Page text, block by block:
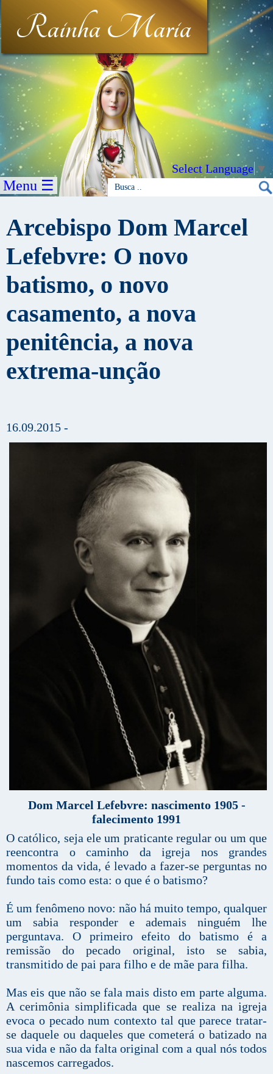
Rainha Maria
Select Language ▼
Menu ☰
Arcebispo Dom Marcel
Lefebvre: O novo
batismo, o novo
casamento, a nova
penitência, a nova
extrema-unção
16.09.2015 -
Dom Marcel Lefebvre: nascimento 1905 -
falecimento 1991
O católico, seja ele um praticante regular ou um que
reencontra o caminho da igreja nos grandes
momentos da vida, é levado a fazer-se perguntas no
fundo tais como esta: o que é o batismo?
É um fenômeno novo: não há muito tempo, qualquer
um sabia responder e ademais ninguém lhe
perguntava. O primeiro efeito do batismo é a
remissão do pecado original, isto se sabia,
transmitido de pai para filho e de mãe para filha.
Mas eis que não se fala mais disto em parte alguma.
A cerimônia simplificada que se realiza na igreja
evoca o pecado num contexto tal que parece tratar-
se daquele ou daqueles que cometerá o batizado na
sua vida e não da falta original com a qual nós todos
nascemos carregados.